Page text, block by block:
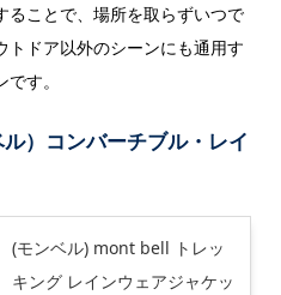
ることで、場所を取らずいつで
トドア以外のシーンにも通用す
す。
）コンバーチブル・レイ
(モンベル) mont bell トレッ
キング レインウェアジャケッ